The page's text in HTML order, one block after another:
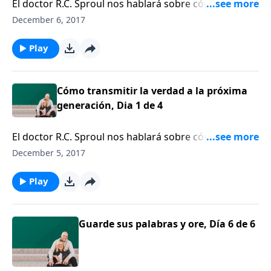
El doctor R.C. Sproul nos hablará sobre cómo una
generación puede transmitirle la verdad bíblica a la
December 6, 2017
Play
Cómo transmitir la verdad a la próxima
generación, Dia 1 de 4
El doctor R.C. Sproul nos hablará sobre cómo una
generación puede transmitirle la verdad bíblica a la
December 5, 2017
Play
Guarde sus palabras y ore, Día 6 de 6